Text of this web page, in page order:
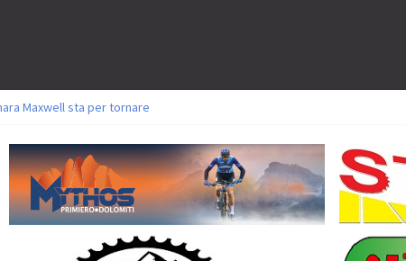
Maxwell sta per tornare
per Ghibaudo, Grossmann e Gallis. Signorelli 5^ la migliore tra gli italiani
della Brianza: l’ultima sfida agonistica di una leggendaria storia
Relay firma il secondo argento azzurro a Monteceneri